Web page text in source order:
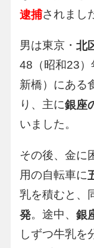
逮捕されまし
男は東京・ 北
48（昭和23）
新橋）にある
り、主に銀座
いました。
その後、金に
用の自転車に
乳を積むと、
発。途中、 銀
しずつ牛乳を